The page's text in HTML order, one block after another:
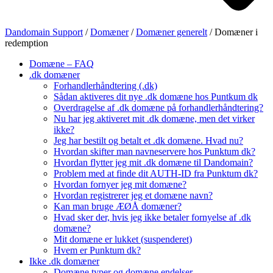
Dandomain Support /Domæner/Domæner generelt /Domæner i
redemption
Domæne – FAQ
.dk domæner
Forhandlerhåndtering (.dk)
Sådan aktiveres dit nye .dk domæne hos Puntkum dk
Overdragelse af .dk domæne på forhandlerhåndtering?
Nu har jeg aktiveret mit .dk domæne, men det virker
ikke?
Jeg har bestilt og betalt et .dk domæne. Hvad nu?
Hvordan skifter man navneservere hos Punktum dk?
Hvordan flytter jeg mit .dk domæne til Dandomain?
Problem med at finde dit AUTH-ID fra Punktum dk?
Hvordan fornyer jeg mit domæne?
Hvordan registrerer jeg et domæne navn?
Kan man bruge ÆØÅ domæner?
Hvad sker der, hvis jeg ikke betaler fornyelse af .dk
domæne?
Mit domæne er lukket (suspenderet)
Hvem er Punktum dk?
Ikke .dk domæner